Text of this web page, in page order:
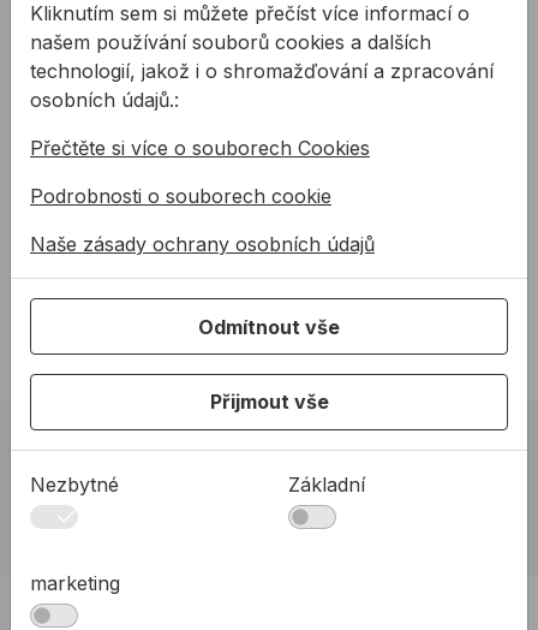
Vodováha STABILA 70
stavitelů si vybralo typ 70 pro
STABILA 70 ...
442,23 Kč
442,23Kč s DPH
Vodováha STABILA 70
MAS
když zavěsíme nástěnnou
pokřivená. Zde při ...
767,73 Kč
767,73Kč s DPH
allmedia@allmedia.sk
allmediasro (po-ne 7-22 h)
PRODUKTY
Kliknutím sem si můžete přečíst více informací o
našem používání souborů cookies a dalších
technologií, jakož i o shromažďování a zpracování
osobních údajů.:
Přečtěte si více o souborech Cookies
Podrobnosti o souborech cookie
Naše zásady ochrany osobních údajů
Odmítnout vše
Přijmout vše
Nezbytné Základní
marketing